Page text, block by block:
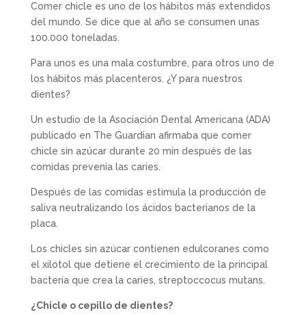
Comer chicle es uno de los hábitos más extendidos
del mundo. Se dice que al año se consumen unas
100.000 toneladas.
Para unos es una mala costumbre, para otros uno de
los hábitos más placenteros. ¿Y para nuestros
dientes?
Un estudio de la Asociación Dental Americana (ADA)
publicado en The Guardian afirmaba que comer
chicle sin azúcar durante 20 min después de las
comidas prevenía las caries.
Después de las comidas estimula la producción de
saliva neutralizando los ácidos bacterianos de la
placa.
Los chicles sin azúcar contienen edulcoranes como
el xilotol que detiene el crecimiento de la principal
bacteria que crea la caries, streptoccocus mutans.
¿Chicle o cepillo de dientes?